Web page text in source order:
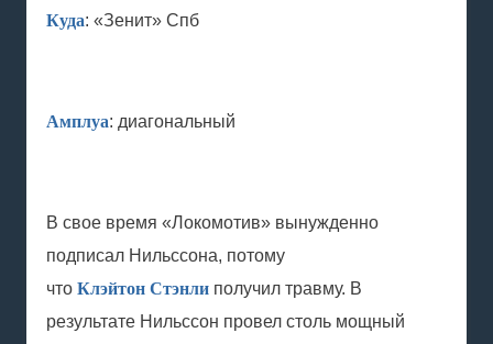
Куда: «Зенит» Спб
Амплуа: диагональный
В свое время «Локомотив» вынужденно
подписал Нильссона, потому
что Клэйтон Стэнли получил травму. В
результате Нильссон провел столь мощный